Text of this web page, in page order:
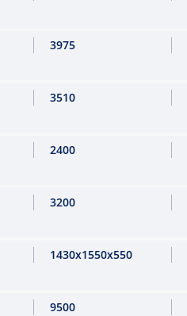
3975
3510
2400
3200
1430x1550x550
9500